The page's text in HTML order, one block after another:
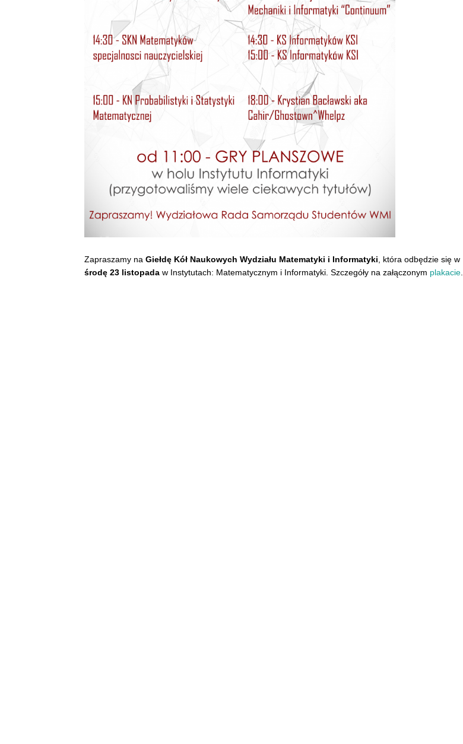
Zapraszamy na Giełdę Kół Naukowych Wydziału Matematyki i Informatyki, która odbędzie się w
środę 23 listopada w Instytutach: Matematycznym i Informatyki. Szczegóły na załączonym plakacie.